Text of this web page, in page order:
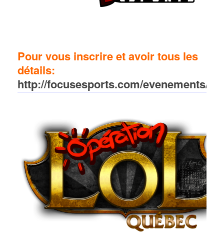
Pour vous inscrire et avoir tous les
détails:
http://focusesports.com/evenements/